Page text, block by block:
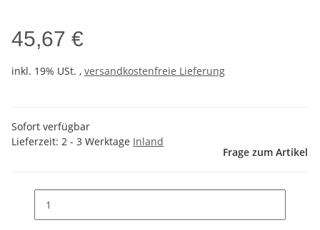
45,67 €
inkl. 19% USt. , versandkostenfreie Lieferung
Sofort verfügbar
Lieferzeit: 2 - 3 Werktage Inland
Frage zum Artikel